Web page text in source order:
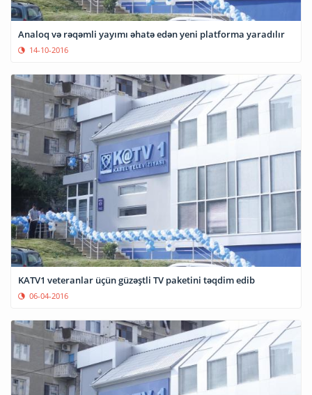
Analoq və rəqəmli yayımı əhatə edən yeni platforma yaradılır
14-10-2016
KATV1 veteranlar üçün güzəştli TV paketini təqdim edib
06-04-2016